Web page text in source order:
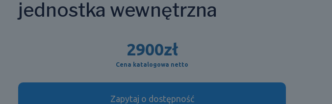
jednostka wewnętrzna
2900zł
Cena katalogowa netto
Zapytaj o dostępność